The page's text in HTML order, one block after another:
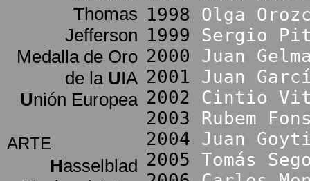
Thomas
Jefferson
Medalla de Oro
de la UIA
Unión Europea
ARTE
Hasselblad
1998 Olga
1999 Sergio
2000 Juan
2001 Juan
2002 Cintio
2003 Rubem
2004 Juan
2005 Tomás